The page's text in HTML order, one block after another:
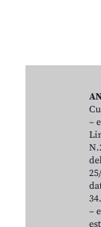
–
–